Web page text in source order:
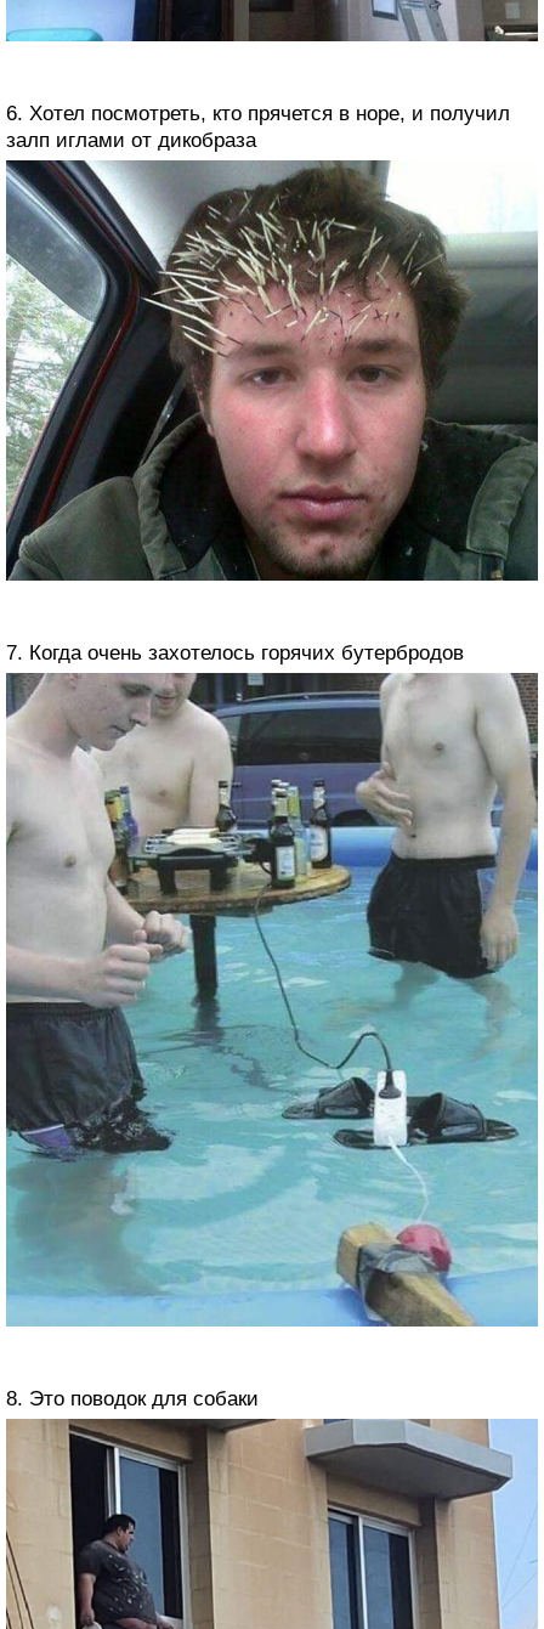
6. Хотел посмотреть, кто прячется в норе, и получил
залп иглами от дикобраза
7. Когда очень захотелось горячих бутербродов
8. Это поводок для собаки